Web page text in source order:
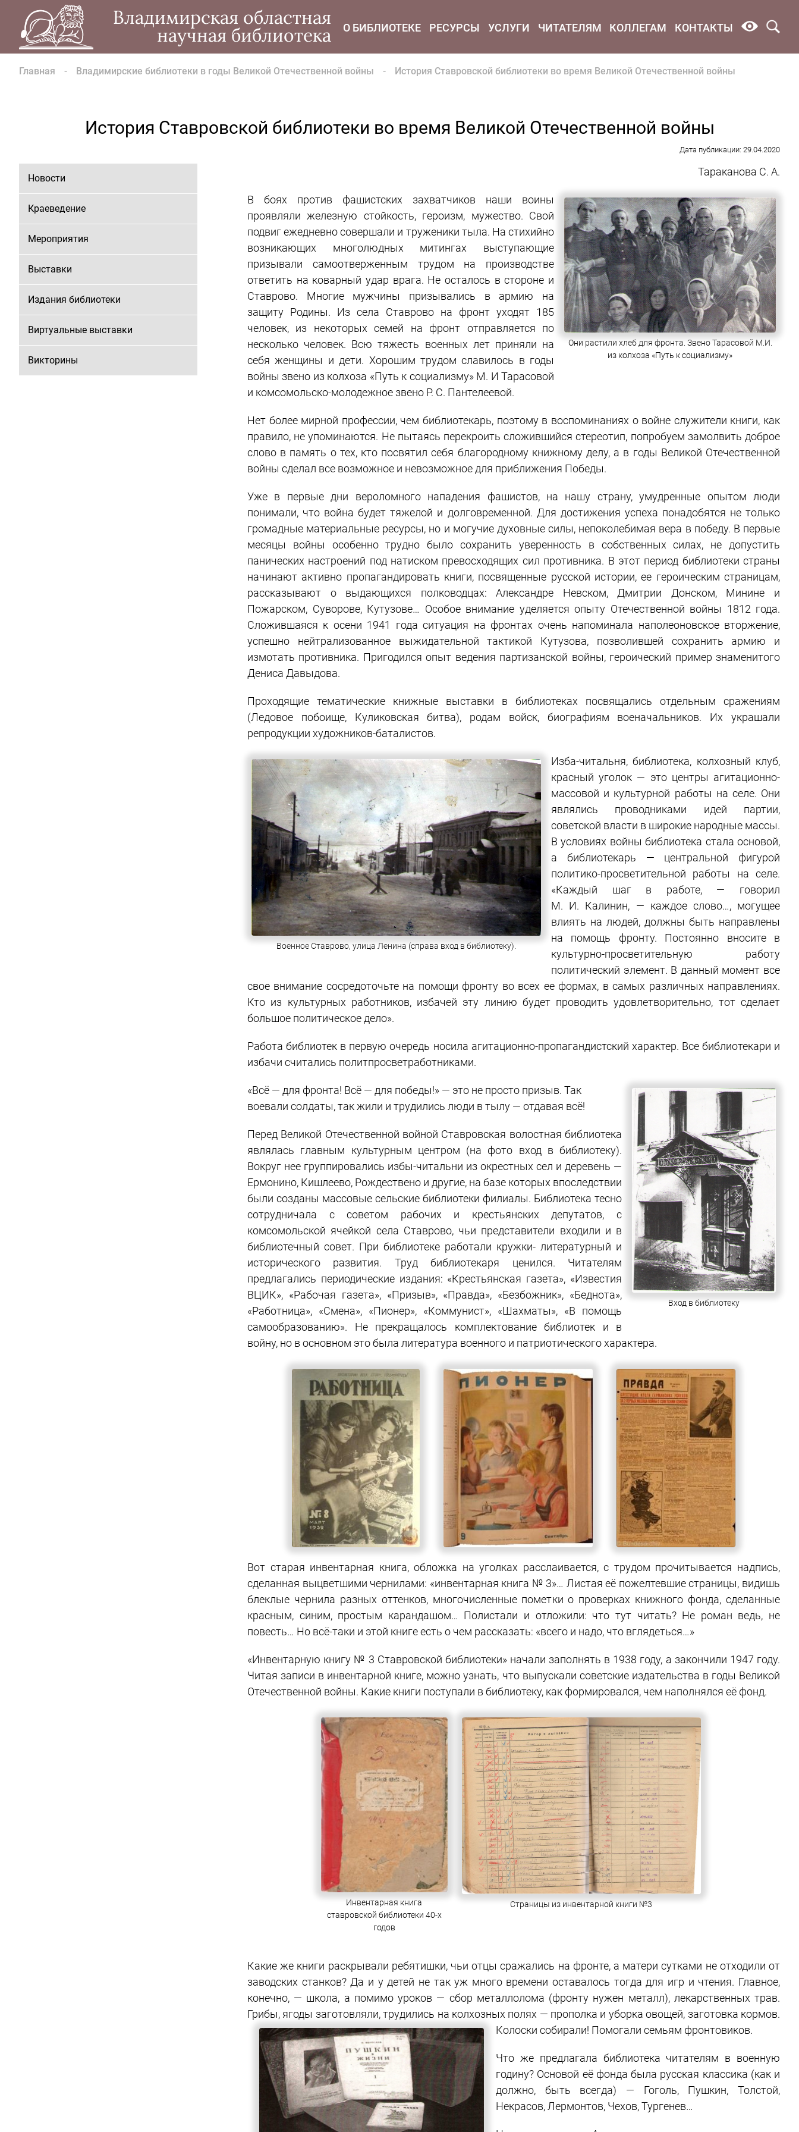
Владимирская областная
научная библиотека
О БИБЛИОТЕКЕ РЕСУРСЫ УСЛУГИ ЧИТАТЕЛЯМ КОЛЛЕГАМ КОНТАКТЫ
Главная Владимирские библиотеки в годы Великой Отечественной войны История Ставровской библиотеки во время Великой Отечественной войны
История Ставровской библиотеки во время Великой Отечественной войны
Дата публикации: 29.04.2020
Новости
Краеведение
Мероприятия
Выставки
Издания библиотеки
Виртуальные выставки
Викторины
Тараканова С. А.
Они растили хлеб для фронта. Звено Тарасовой М.И.
из колхоза «Путь к социализму»
В боях против фашистских захватчиков наши воины
проявляли железную стойкость, героизм, мужество. Свой
подвиг ежедневно совершали и труженики тыла. На стихийно
возникающих многолюдных митингах выступающие
призывали самоотверженным трудом на производстве
ответить на коварный удар врага. Не осталось в стороне и
Ставрово. Многие мужчины призывались в армию на
защиту Родины. Из села Ставрово на фронт уходят 185
человек, из некоторых семей на фронт отправляется по
несколько человек. Всю тяжесть военных лет приняли на
себя женщины и дети. Хорошим трудом славилось в годы
войны звено из колхоза «Путь к социализму» М. И Тарасовой
и комсомольско-молодежное звено Р. С. Пантелеевой.
Нет более мирной профессии, чем библиотекарь, поэтому в воспоминаниях о войне служители книги, как
правило, не упоминаются. Не пытаясь перекроить сложившийся стереотип, попробуем замолвить доброе
слово в память о тех, кто посвятил себя благородному книжному делу, а в годы Великой Отечественной
войны сделал все возможное и невозможное для приближения Победы.
Уже в первые дни вероломного нападения фашистов, на нашу страну, умудренные опытом люди
понимали, что война будет тяжелой и долговременной. Для достижения успеха понадобятся не только
громадные материальные ресурсы, но и могучие духовные силы, непоколебимая вера в победу. В первые
месяцы войны особенно трудно было сохранить уверенность в собственных силах, не допустить
панических настроений под натиском превосходящих сил противника. В этот период библиотеки страны
начинают активно пропагандировать книги, посвященные русской истории, ее героическим страницам,
рассказывают о выдающихся полководцах: Александре Невском, Дмитрии Донском, Минине и
Пожарском, Суворове, Кутузове… Особое внимание уделяется опыту Отечественной войны 1812 года.
Сложившаяся к осени 1941 года ситуация на фронтах очень напоминала наполеоновское вторжение,
успешно нейтрализованное выжидательной тактикой Кутузова, позволившей сохранить армию и
измотать противника. Пригодился опыт ведения партизанской войны, героический пример знаменитого
Дениса Давыдова.
Проходящие тематические книжные выставки в библиотеках посвящались отдельным сражениям
(Ледовое побоище, Куликовская битва), родам войск, биографиям военачальников. Их украшали
репродукции художников-баталистов.
Военное Ставрово, улица Ленина (справа вход в библиотеку).
Изба-читальня, библиотека, колхозный клуб,
красный уголок — это центры агитационно-
массовой и культурной работы на селе. Они
являлись проводниками идей партии,
советской власти в широкие народные массы.
В условиях войны библиотека стала основой,
а библиотекарь — центральной фигурой
политико-просветительной работы на селе.
«Каждый шаг в работе, — говорил
М. И. Калинин, — каждое слово…, могущее
влиять на людей, должны быть направлены
на помощь фронту. Постоянно вносите в
культурно-просветительную работу
политический элемент. В данный момент все
свое внимание сосредоточьте на помощи фронту во всех ее формах, в самых различных направлениях.
Кто из культурных работников, избачей эту линию будет проводить удовлетворительно, тот сделает
большое политическое дело».
Работа библиотек в первую очередь носила агитационно-пропагандистский характер. Все библиотекари и
избачи считались политпросветработниками.
Вход в библиотеку
«Всё — для фронта! Всё — для победы!» — это не просто призыв. Так
воевали солдаты, так жили и трудились люди в тылу — отдавая всё!
Перед Великой Отечественной войной Ставровская волостная библиотека
являлась главным культурным центром (на фото вход в библиотеку).
Вокруг нее группировались избы-читальни из окрестных сел и деревень —
Ермонино, Кишлеево, Рождествено и другие, на базе которых впоследствии
были созданы массовые сельские библиотеки филиалы. Библиотека тесно
сотрудничала с советом рабочих и крестьянских депутатов, с
комсомольской ячейкой села Ставрово, чьи представители входили и в
библиотечный совет. При библиотеке работали кружки- литературный и
исторического развития. Труд библиотекаря ценился. Читателям
предлагались периодические издания: «Крестьянская газета», «Известия
ВЦИК», «Рабочая газета», «Призыв», «Правда», «Безбожник», «Беднота»,
«Работница», «Смена», «Пионер», «Коммунист», «Шахматы», «В помощь
самообразованию». Не прекращалось комплектование библиотек и в
войну, но в основном это была литература военного и патриотического характера.
Вот старая инвентарная книга, обложка на уголках расслаивается, с трудом прочитывается надпись,
сделанная выцветшими чернилами: «инвентарная книга № 3»… Листая её пожелтевшие страницы, видишь
блеклые чернила разных оттенков, многочисленные пометки о проверках книжного фонда, сделанные
красным, синим, простым карандашом… Полистали и отложили: что тут читать? Не роман ведь, не
повесть… Но всё-таки и этой книге есть о чем рассказать: «всего и надо, что вглядеться…»
«Инвентарную книгу № 3 Ставровской библиотеки» начали заполнять в 1938 году, а закончили 1947 году.
Читая записи в инвентарной книге, можно узнать, что выпускали советские издательства в годы Великой
Отечественной войны. Какие книги поступали в библиотеку, как формировался, чем наполнялся её фонд.
Инвентарная книга
ставровской библиотеки 40-х
годов
Страницы из инвентарной книги №3
Какие же книги раскрывали ребятишки, чьи отцы сражались на фронте, а матери сутками не отходили от
заводских станков? Дa и у детей не так уж много времени оставалось тогда для игр и чтения. Главное,
конечно, — школа, а помимо уроков — сбор металлолома (фронту нужен металл), лекарственных трав.
Грибы, ягоды заготовляли, трудились на колхозных полях — прополка и уборка овощей, заготовка кормов.
Колоски собирали! Помогали семьям фронтовиков.
Что же предлагала библиотека читателям в военную
годину? Основой её фонда была русская классика (как и
должно, быть всегда) — Гоголь, Пушкин, Толстой,
Некрасов, Лермонтов, Чехов, Тургенев…